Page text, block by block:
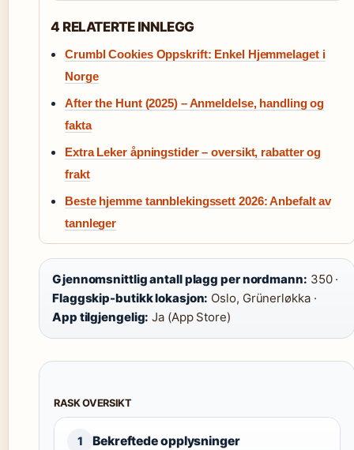
4 RELATERTE INNLEGG
Crumbl Cookies Oppskrift: Enkel Hjemmelaget i
Norge
After the Hunt (2025) – Anmeldelse, handling og
fakta
Extra Leker åpningstider – oversikt, rabatter og
frakt
Beste hjemme tannblekingssett 2026: Anbefalt av
tannleger
Gjennomsnittlig antall plagg per nordmann: 350 ·
Flaggskip-butikk lokasjon: Oslo, Grünerløkka ·
App tilgjengelig: Ja (App Store)
RASK OVERSIKT
1 Bekreftede opplysninger